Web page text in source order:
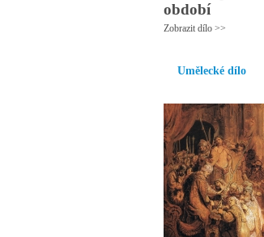
období
Zobrazit dílo >>
Umělecké dílo